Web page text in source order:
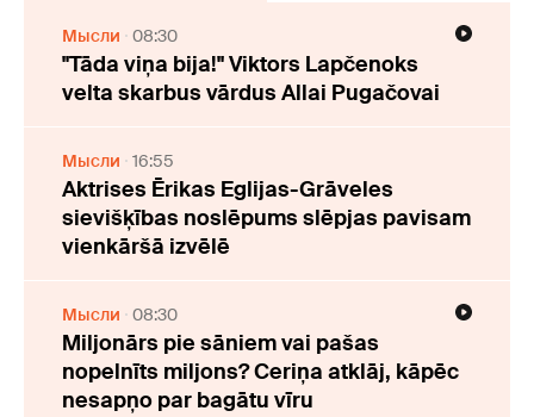
Мысли 08:30
"Tāda viņa bija!" Viktors Lapčenoks
velta skarbus vārdus Allai Pugačovai
Мысли 16:55
Aktrises Ērikas Eglijas-Grāveles
sievišķības noslēpums slēpjas pavisam
vienkāršā izvēlē
Мысли 08:30
Miljonārs pie sāniem vai pašas
nopelnīts miljons? Ceriņa atklāj, kāpēc
nesapņo par bagātu vīru